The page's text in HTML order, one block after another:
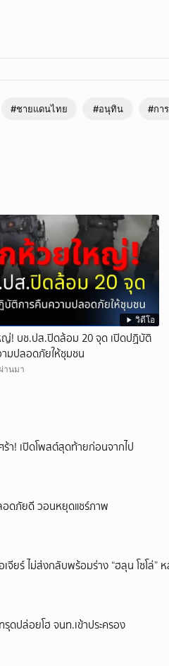
มนตรีกัมพูชา และ Ferdinand Marcos
ะธานอาเซียนเป็นผู้ริเริ่มการประชุม
#ชายแดนไทย #อนุทิน #กา
วิดีโอ
ญ่! บช.ปส.ปิดล้อม 20 จุด เปิดปฏิบัติ
มปลอดภัยให้ชุมชน
านมา
า! เปิดโพสต์สุดท้ายก่อนจากไป
ลอดภัยดี วอนหยุดแชร์ภาพ
จียร์ ไม่ส่งกลับพร้อมร่าง “ฮลุน โซโล่”
ดปล่อยโฮ จนท.เข้าประครอง